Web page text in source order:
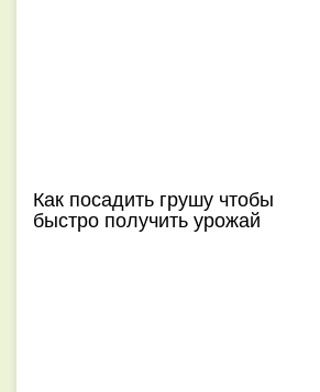
Как посадить грушу чтобы
быстро получить урожай